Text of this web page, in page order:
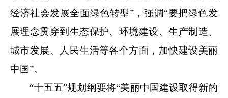
经济社会发展全面绿色转型”，强调“要把绿色发
展理念贯穿到生态保护、环境建设、生产制造、
城市发展、人民生活等各个方面，加快建设美丽
中国”。
“十五五”规划纲要将“美丽中国建设取得新的